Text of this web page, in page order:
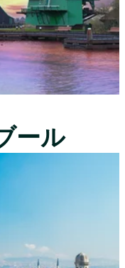
ール